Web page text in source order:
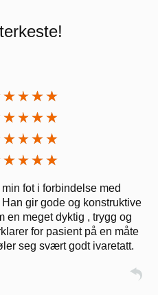
fot i forbindelse med
gir gode og konstruktive
en meget dyktig , trygg og
for pasient på en måte
seg svært godt ivaretatt.